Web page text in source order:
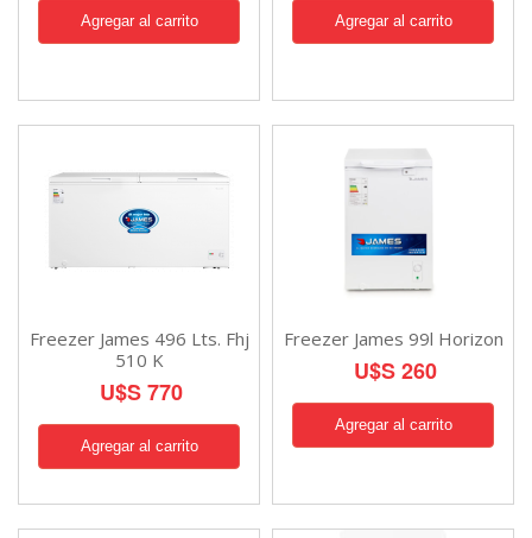
Freezer James 496 Lts. Fhj
510 K
U$S 770
Freezer James 99l Horizon
U$S 260